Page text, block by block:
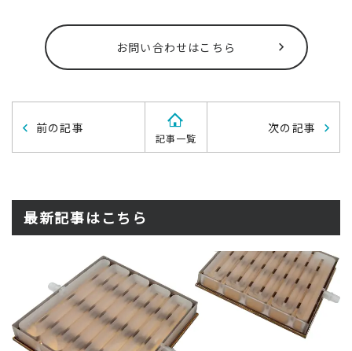
お問い合わせはこちら
前の記事
記事一覧
次の記事
最新記事はこちら